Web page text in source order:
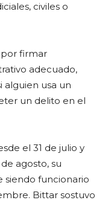
civiles o
firmar
adecuado,
alguien usa un
un delito en el
el 31 de julio y
agosto, su
siendo funcionario
Bittar sostuvo